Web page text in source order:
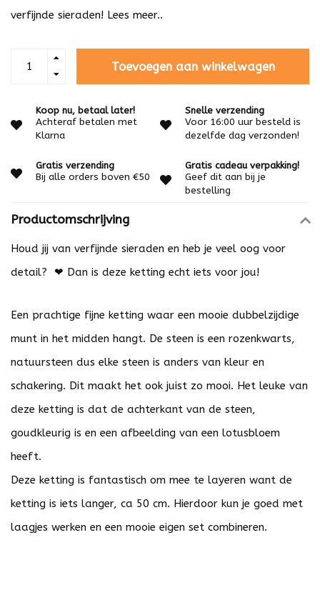
verfijnde sieraden! Lees meer..
Toevoegen aan winkelwagen
Koop nu, betaal later!
Achteraf betalen met
Klarna
Snelle verzending
Voor 16:00 uur besteld is
dezelfde dag verzonden!
Gratis verzending
Bij alle orders boven €50
Gratis cadeau verpakking!
Geef dit aan bij je
bestelling
Productomschrijving
Houd jij van verfijnde sieraden en heb je veel oog voor
detail? ❤ Dan is deze ketting echt iets voor jou!
Een prachtige fijne ketting waar een mooie dubbelzijdige
munt in het midden hangt. De steen is een rozenkwarts,
natuursteen dus elke steen is anders van kleur en
schakering. Dit maakt het ook juist zo mooi. Het leuke van
deze ketting is dat de achterkant van de steen,
goudkleurig is en een afbeelding van een lotusbloem
heeft.
Deze ketting is fantastisch om mee te layeren want de
ketting is iets langer, ca 50 cm. Hierdoor kun je goed met
laagjes werken en een mooie eigen set combineren.